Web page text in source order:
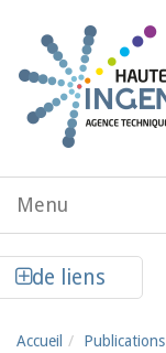
Menu
de liens
Accueil Publications